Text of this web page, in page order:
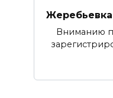
Жеребьевка
Вниманию